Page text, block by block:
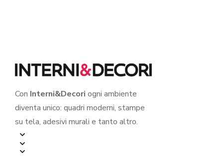
Con Interni&Decori ogni ambiente
diventa unico: quadri moderni, stampe
su tela, adesivi murali e tanto altro.